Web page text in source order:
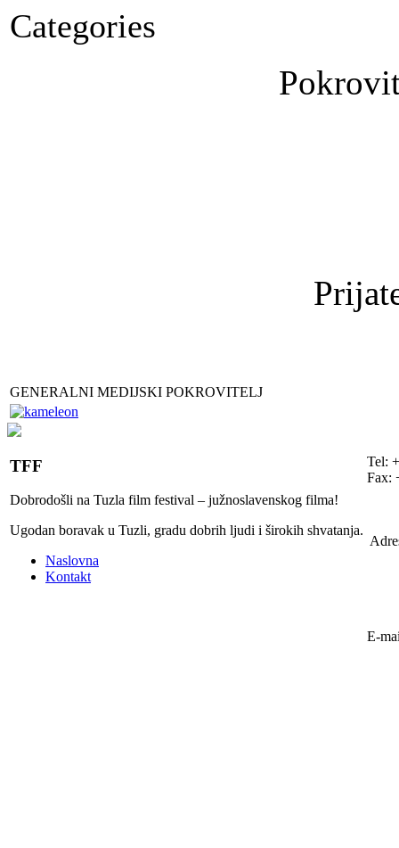
Categories
GENERALNI MEDIJSKI POKROVITELJ
TFF
Dobrodošli na Tuzla film festival – južnoslavenskog filma!
Ugodan boravak u Tuzli, gradu dobrih ljudi i širokih shvatanja.
Naslovna
Kontakt
Tel:
Fax:
E-